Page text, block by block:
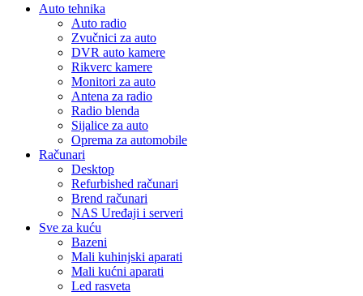
Auto tehnika
Auto radio
Zvučnici za auto
DVR auto kamere
Rikverc kamere
Monitori za auto
Antena za radio
Radio blenda
Sijalice za auto
Oprema za automobile
Računari
Desktop
Refurbished računari
Brend računari
NAS Uređaji i serveri
Sve za kuću
Bazeni
Mali kuhinjski aparati
Mali kućni aparati
Led rasveta